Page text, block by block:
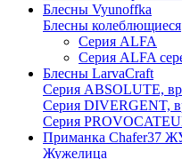
Блесны Vyunoffka
Блесны колеблющиеся
Серия ALFA
Серия ALFA
Блесны LarvaCraft
Серия ABSOLUTE,
Серия DIVERGENT,
Серия
Приманка Chafer37
Жужелица